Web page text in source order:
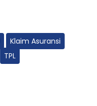
Klaim Asuransi
TPL